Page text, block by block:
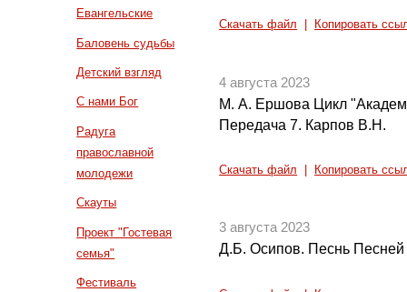
Евангельские
Баловень судьбы
Детский взгляд
С нами Бог
Радуга
православной
молодежи
Скауты
Проект "Гостевая
семья"
Фестиваль
Скачать файл Копировать
4 августа 2023
М. А. Ершова Цикл
Передача 7. Карпов В.Н.
Скачать файл Копировать
3 августа 2023
Д.Б. Осипов. Песнь Песней